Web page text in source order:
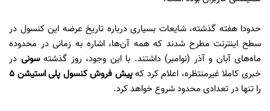
حدودا هفته گذشته، شایعات بسیاری درباره تاریخ عرضه این کنسول در
سطح اینترنت مطرح شدند که همه آن‌ها، اشاره به زمانی در محدوده
ماه‌های آبان و آذر (نوامبر) داشتند. با این وجود، روز گذشتهسونی در
خبری کاملا غیرمنتظره، اعلام کرد کهپیش فروش کنسول پلی استیشن ۵
را تنها در تعدادی محدود شروع خواهد کرد.